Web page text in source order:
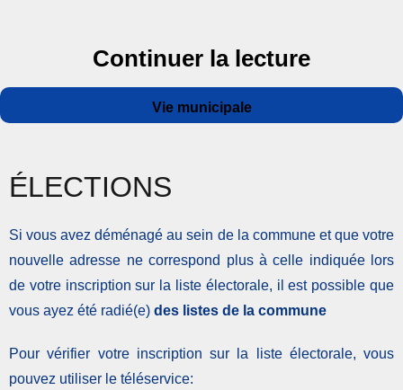
Continuer la lecturede «
Auteur
Publié
le
Catégories
Vie municipale
ÉLECTIONS
Si vous avez déménagé au sein de la commune et que votre
nouvelle adresse ne correspond plus à celle indiquée lors
de votre inscription sur la liste électorale, il est possible que
vous ayez été radié(e) des listes de la commune
Pour vérifier votre inscription sur la liste électorale, vous
pouvez utiliser le téléservice: